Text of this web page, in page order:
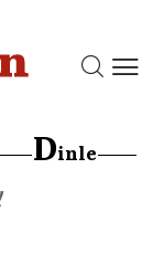
Dinle